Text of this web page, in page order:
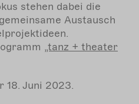
stehen dabei die
Austausch
„tanz + theater
18. Juni 2023.